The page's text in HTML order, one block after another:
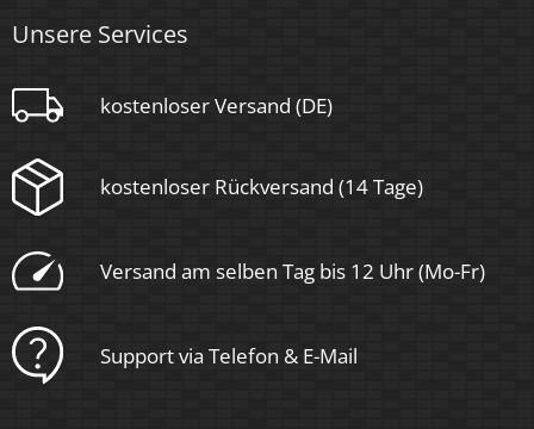
Material
Sockel
GU10
Form
Schaltzyklen
> 15.000
Unsere Services
kostenloser Versand (DE)
kostenloser Rückversand (14 Tage)
Versand am selben Tag bis 12 Uhr (Mo-Fr)
Support via Telefon & E-Mail